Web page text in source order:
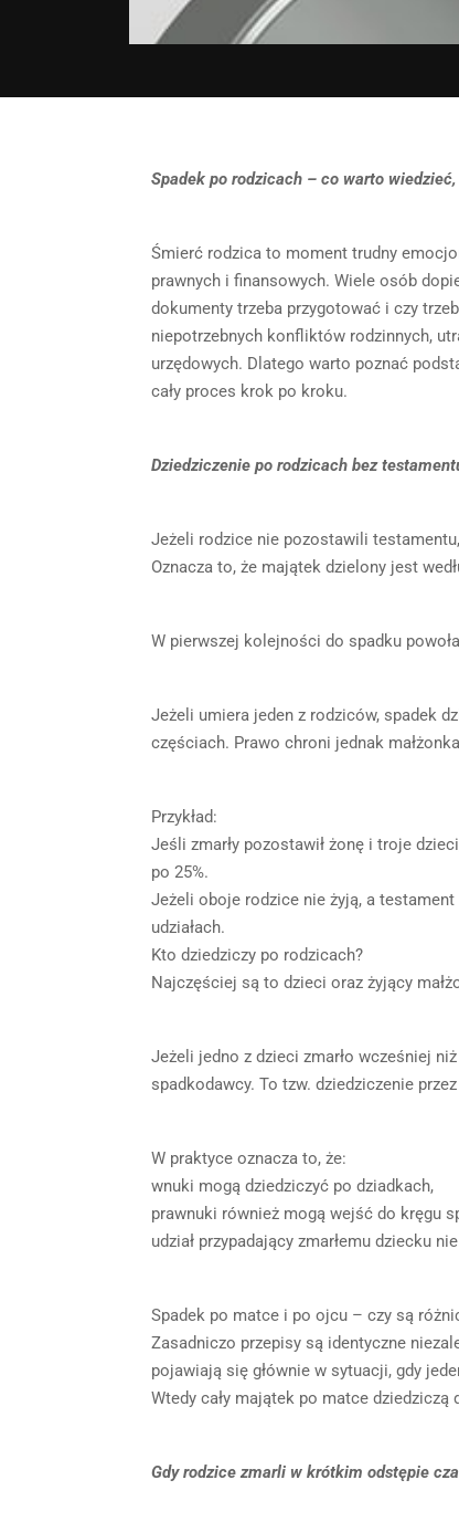
Spadek po rodzicach – co warto
Śmierć rodzica to moment trudny
prawnych i finansowych. Wiele osób
dokumenty trzeba przygotować i czy
niepotrzebnych konfliktów rodzinnych,
urzędowych. Dlatego warto poznać
cały proces krok po kroku.
Dziedziczenie po rodzicach bez
Jeżeli rodzice nie pozostawili
Oznacza to, że majątek dzielony jest
W pierwszej kolejności do spadku
Jeżeli umiera jeden z rodziców, spadek
częściach. Prawo chroni jednak
Przykład:
Jeśli zmarły pozostawił żonę i troje
po 25%.
Jeżeli oboje rodzice nie żyją, a
udziałach.
Kto dziedziczy po rodzicach?
Najczęściej są to dzieci oraz żyjący
Jeżeli jedno z dzieci zmarło wcześniej
spadkodawcy. To tzw. dziedziczenie
W praktyce oznacza to, że:
wnuki mogą dziedziczyć po dziadkach,
prawnuki również mogą wejść do kręgu
udział przypadający zmarłemu dziecku
Spadek po matce i po ojcu – czy są
Zasadniczo przepisy są identyczne
pojawiają się głównie w sytuacji, gdy
Wtedy cały majątek po matce
Gdy rodzice zmarli w krótkim odstępie